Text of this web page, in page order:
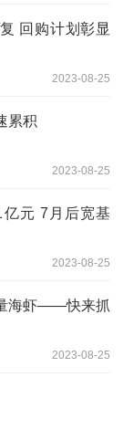
回购计划彰显
2023-08-25
累积
2023-08-25
元 7月后宽基
2023-08-25
海虾——快来抓
2023-08-25